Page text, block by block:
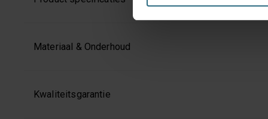
Materiaal & Onderhoud
Kwaliteitsgarantie